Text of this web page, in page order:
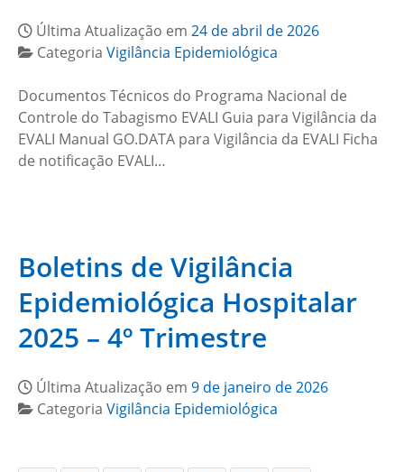
Última Atualização em 24 de abril de 2026
Categoria Vigilância Epidemiológica
Documentos Técnicos do Programa Nacional de
Controle do Tabagismo EVALI Guia para Vigilância da
EVALI Manual GO.DATA para Vigilância da EVALI Ficha
de notificação EVALI…
Boletins de Vigilância
Epidemiológica Hospitalar
2025 – 4º Trimestre
Última Atualização em 9 de janeiro de 2026
Categoria Vigilância Epidemiológica